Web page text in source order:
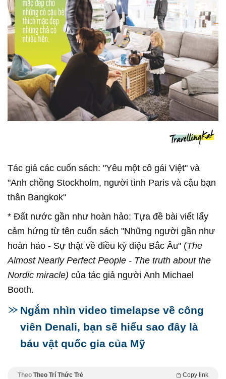
Tác giả các cuốn sách: "Yêu một cô gái Việt" và
"Anh chồng Stockholm, người tình Paris và cậu bạn
thân Bangkok"
* Đất nước gần như hoàn hảo: Tựa đề bài viết lấy
cảm hứng từ tên cuốn sách "Những người gần như
hoàn hảo - Sự thật về điều kỳ diệu Bắc Âu" (The
Almost Nearly Perfect People - The truth about the
Nordic miracle) của tác giả người Anh Michael
Booth.
Ngắm nhìn video timelapse về công
viên Denali, bạn sẽ hiểu sao đây là
báu vật quốc gia của Mỹ
Theo Theo Trí Thức Trẻ Copy link